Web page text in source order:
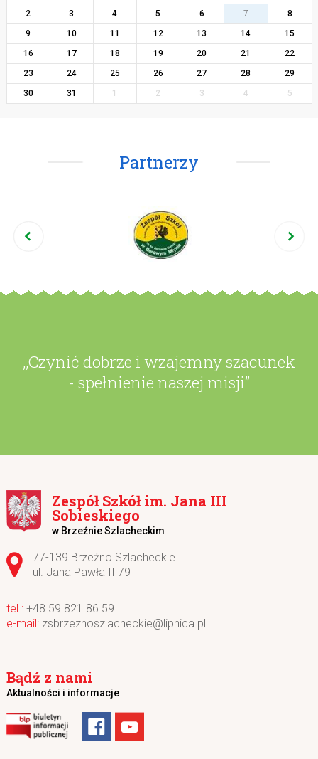
2
3 4 5 6 7
8
9
10 11 12 13 14
15
16
17 18 19 20 21
22
23
24 25 26 27 28
29
30
31 1 2 3 4 5
Partnerzy
,,Czynić dobrze i wzajemny szacunek
- spełnienie naszej misji”
Zespół Szkół im. Jana III
Sobieskiego
w Brzeźnie Szlacheckim
Adres pocztowy:
77-139 Brzeźno Szlacheckie
ul. Jana Pawła II 79
+48 59 821 86 59
zsbrzeznoszlacheckie@lipnica.pl
Bądź z nami
Aktualności i informacje